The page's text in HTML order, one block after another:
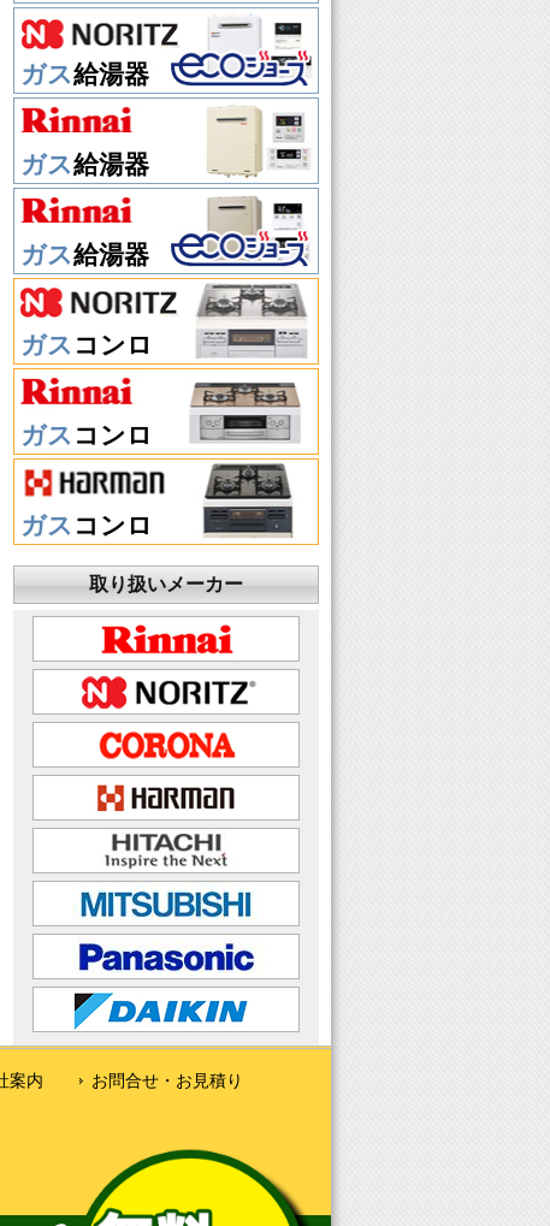
ガス給湯器
ガス給湯器
ガス給湯器
ガス コンロ
ガス コンロ
ガス コンロ
取り扱いメーカー
案内
お問合せ・お見積り